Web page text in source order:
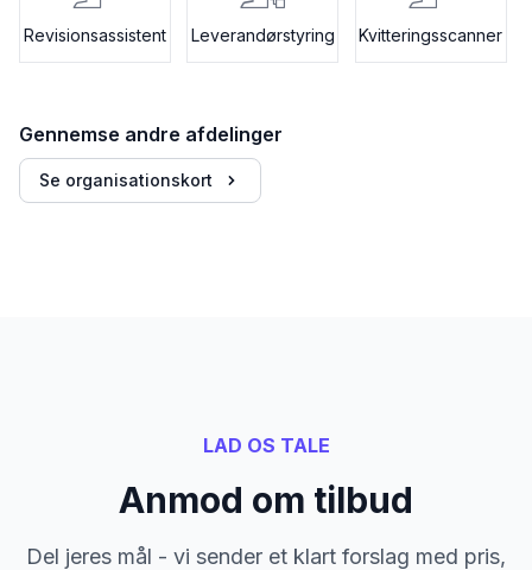
Revisionsassistent Leverandørstyring Kvitteringsscanner
Gennemse andre afdelinger
Se organisationskort
LAD OS TALE
Anmod om tilbud
Del jeres mål - vi sender et klart forslag med pris,